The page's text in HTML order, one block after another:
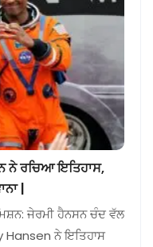
ਨੇ ਰਚਿਆ ਇਤਿਹਾਸ,
|
ਜੇਰਮੀ ਹੈਨਸਨ ਚੰਦ ਵੱਲ
Hansen ਨੇ ਇਤਿਹਾਸ